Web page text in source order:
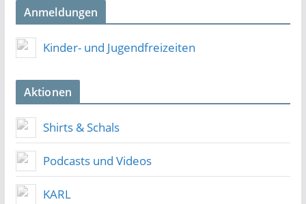
Anmeldungen
Kinder- und Jugendfreizeiten
Aktionen
Shirts & Schals
Podcasts und Videos
KARL